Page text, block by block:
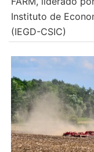
Instituto de
(IEGD-CSIC)